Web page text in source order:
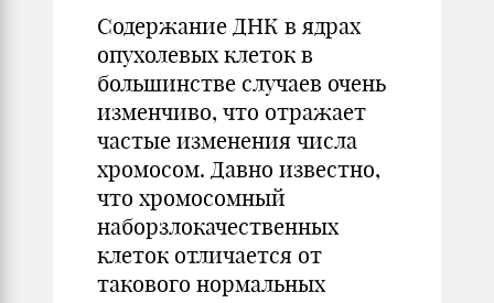
Содержание ДНК в ядрах
опухолевых клеток в
большинстве случаев очень
изменчиво, что отражает
частые изменения числа
хромосом. Давно известно,
что хромосомный
наборзлокачественных
клеток отличается от
такового нормальных